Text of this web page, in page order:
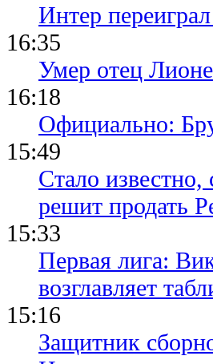
Интер
16:35
Умер отец
16:18
Официально:
15:49
Стало
решит продать
15:33
Первая лига:
возглавляет
15:16
Защитник